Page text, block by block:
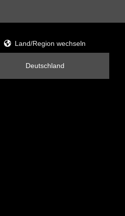
Land/Region wechseln
Deutschland